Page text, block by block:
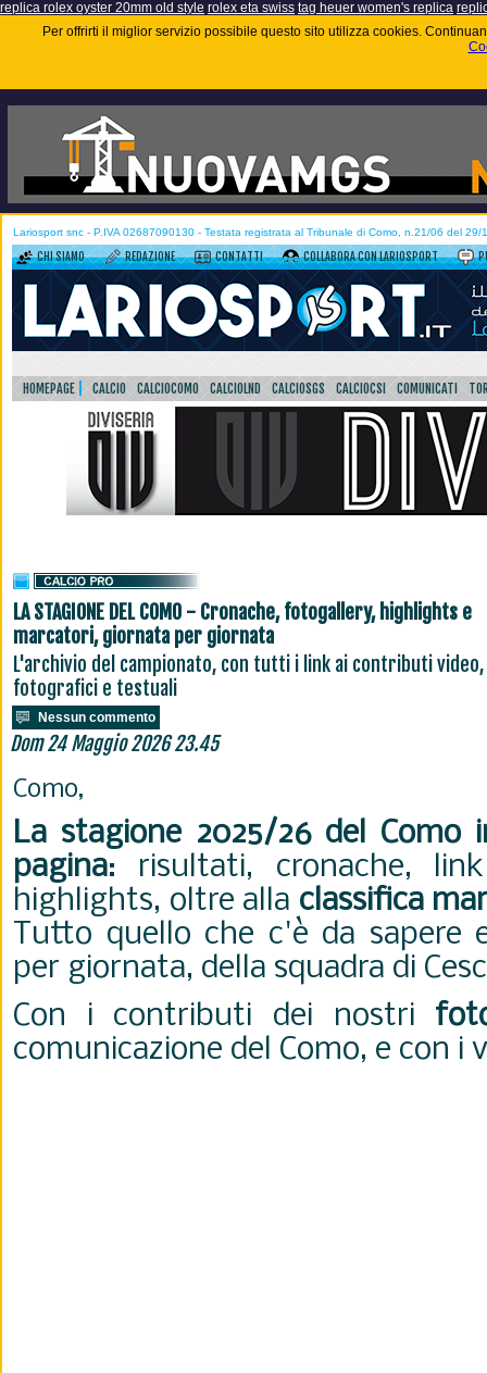
replica rolex oyster 20mm old style rolex eta swiss tag heuer women's replica
Per offrirti il miglior servizio possibile questo sito utilizza cookies.
Lariosport snc - P.IVA 02687090130 - Testata registrata al Tribunale di Como, n.21/06 del 29/
CHI SIAMO REDAZIONE CONTATTI COLLABORA CON LARIOSPORT
HOMEPAGE CALCIO CALCIOCOMO CALCIOLND CALCIOSGS CALCIOCSI COMUNICATI
LA STAGIONE DEL COMO - Cronache, fotogallery, highlights e
marcatori, giornata per giornata
L'archivio del campionato, con tutti i link ai contributi video,
fotografici e testuali
Nessun commento
Dom 24 Maggio 2026 23.45
Como,
La stagione 2025/26 del
pagina: risultati, cronache,
highlights, oltre alla classifica
Tutto quello che c'è da sapere
per giornata, della squadra di
Con i contributi dei nostri
comunicazione del Como, e con i